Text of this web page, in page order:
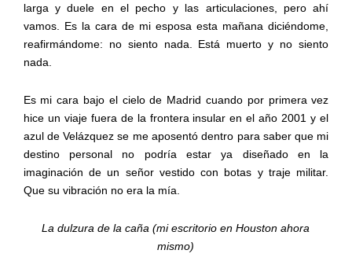
larga y duele en el pecho y las articulaciones, pero ahí
vamos. Es la cara de mi esposa esta mañana diciéndome,
reafirmándome: no siento nada. Está muerto y no siento
nada.
Es mi cara bajo el cielo de Madrid cuando por primera vez
hice un viaje fuera de la frontera insular en el año 2001 y el
azul de Velázquez se me aposentó dentro para saber que mi
destino personal no podría estar ya diseñado en la
imaginación de un señor vestido con botas y traje militar.
Que su vibración no era la mía.
La dulzura de la caña (mi escritorio en Houston ahora
mismo)